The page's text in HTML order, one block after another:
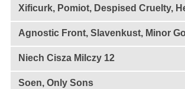
Xificurk, Pomiot, Despised Cruelty,
Agnostic Front, Slavenkust, Minor
Niech Cisza Milczy 12
Soen, Only Sons